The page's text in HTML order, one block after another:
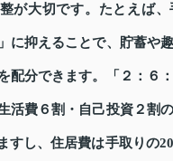
が大切です。たとえば
に抑えることで、貯蓄や
配分できます。「２：６
活費６割・自己投資２割
すし、住居費は手取りの